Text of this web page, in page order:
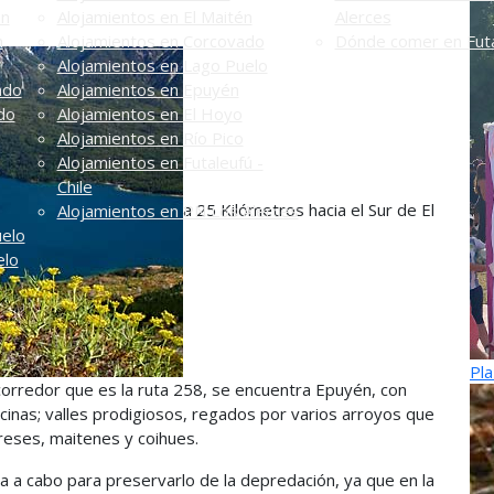
Alojamientos en Corcovado
Alojamientos en Lago Puelo
Alojamientos en Epuyén
Alojamientos en El Hoyo
Alojamientos en Río Pico
Alojamientos en Futaleufú -
Chile
Alojamientos en PN Los Alerces
Dónde comer en
a 25 Kilómetros hacia el Sur de El
que es la ruta 258, se encuentra Epuyén, con
valles prodigiosos, regados por varios arroyos que
maitenes y coihues.
cabo para preservarlo de la depredación, ya que en la